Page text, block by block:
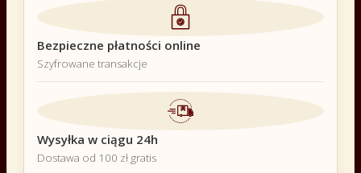
Bezpieczne płatności online
Szyfrowane transakcje
Wysyłka w ciągu 24h
Dostawa od 100 zł gratis